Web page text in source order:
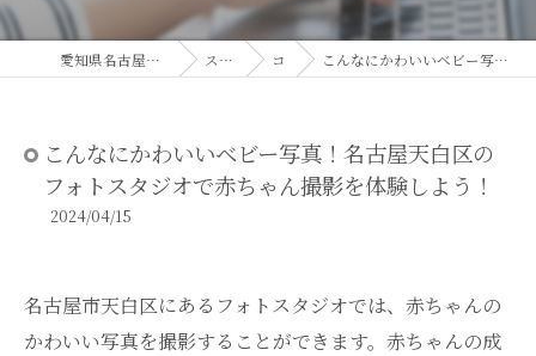
愛知県名古屋市のフォトスタジオならDEAR STUDIO スタジオコラム コラム こんなにかわいいベビー写真！名古屋天白区のフォトスタジオで赤ちゃん撮影を体験しよう！
こんなにかわいいベビー写真！名古屋天白区の
フォトスタジオで赤ちゃん撮影を体験しよう！
2024/04/15
名古屋市天白区にあるフォトスタジオでは、赤ちゃんの
かわいい写真を撮影することができます。赤ちゃんの成